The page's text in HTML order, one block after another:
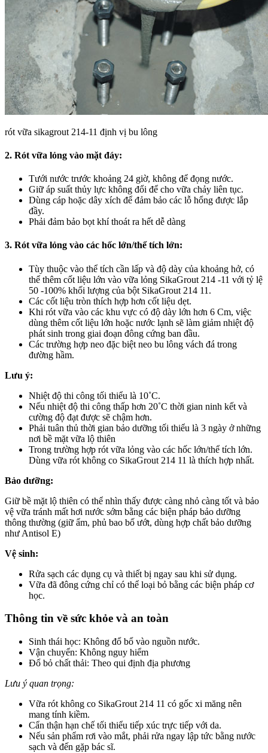
rót vữa sikagrout 214-11 định vị bu lông
2. Rót vữa lỏng vào mặt đáy:
Tưới nước trước khoảng 24 giờ, không để đọng nước.
Giữ áp suất thủy lực không đổi để cho vữa chảy liên tục.
Dùng cáp hoặc dây xích để đảm bảo các lỗ hổng được lắp
đầy.
Phải đảm bảo bọt khí thoát ra hết dễ dàng
3. Rót vữa lỏng vào các hốc lớn/thể tích lớn:
Tùy thuộc vào thể tích cần lấp và độ dày của khoảng hở, có
thể thêm cốt liệu lớn vào vữa lỏng SikaGrout 214 -11 với tỷ lệ
50 -100% khối lượng của bột SikaGrout 214 11.
Các cốt liệu tròn thích hợp hơn cốt liệu dẹt.
Khi rót vữa vào các khu vực có độ dày lớn hơn 6 Cm, việc
dùng thêm cốt liệu lớn hoặc nước lạnh sẽ làm giảm nhiệt độ
phát sinh trong giai đoạn đông cứng ban đầu.
Các trường hợp neo đặc biệt neo bu lông vách đá trong
đường hầm.
Lưu ý:
Nhiệt độ thi công tối thiểu là 10˚C.
Nếu nhiệt độ thi công thấp hơn 20˚C thời gian ninh kết và
cường độ đạt được sẽ chậm hơn.
Phải tuân thủ thời gian bảo dưỡng tối thiểu là 3 ngày ở những
nơi bề mặt vữa lộ thiên
Trong trường hợp rót vữa lỏng vào các hốc lớn/thể tích lớn.
Dùng vữa rót không co SikaGrout 214 11 là thích hợp nhất.
Bảo dưỡng:
Giữ bề mặt lộ thiên có thể nhìn thấy được càng nhỏ càng tốt và bảo
vệ vữa tránh mất hơi nước sớm bằng các biện pháp bảo dưỡng
thông thường (giữ ẩm, phủ bao bố ướt, dùng hợp chất bảo dưỡng
như Antisol E)
Vệ sinh:
Rửa sạch các dụng cụ và thiết bị ngay sau khi sử dụng.
Vữa đã đông cứng chỉ có thể loại bỏ bằng các biện pháp cơ
học.
Thông tin về sức khỏe và an toàn
Sinh thái học: Không đổ bổ vào nguồn nước.
Vận chuyển: Không nguy hiểm
Đổ bỏ chất thải: Theo qui định địa phương
Lưu ý quan trọng:
Vữa rót không co SikaGrout 214 11 có gốc xi măng nên
mang tính kiềm.
Cẩn thận hạn chế tối thiểu tiếp xúc trực tiếp với da.
Nếu sản phẩm rơi vào mắt, phải rửa ngay lập tức bằng nước
sạch và đến gặp bác sĩ.